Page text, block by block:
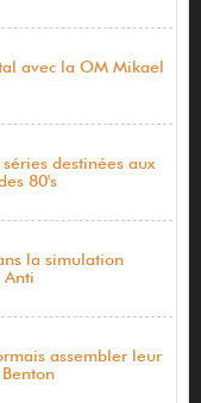
avec la OM Mikael
destinées aux
80's
la simulation
Anti
assembler leur